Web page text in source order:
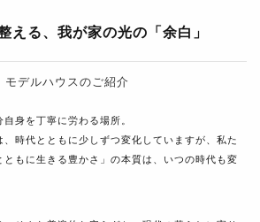
える、我が家の光の「余白」
モデルハウスのご紹介
身を丁寧に労わる場所。
時代とともに少しずつ変化していますが、私た
ともに生きる豊かさ」の本質は、いつの時代も変